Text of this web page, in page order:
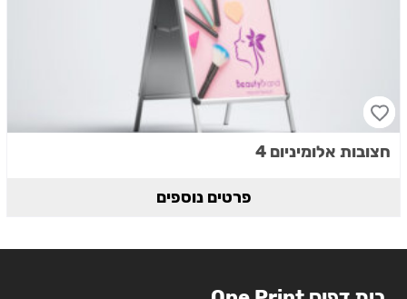
חצובות אלומיניום 4
פרטים נוספים